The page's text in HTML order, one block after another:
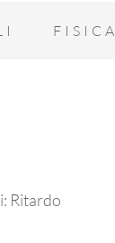
FISICA
Ritardo